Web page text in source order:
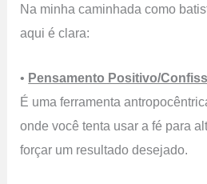
Na minha caminhada como
aqui é clara:
• Pensamento Positivo/
É uma ferramenta
onde você tenta usar a fé para
forçar um resultado desejado.